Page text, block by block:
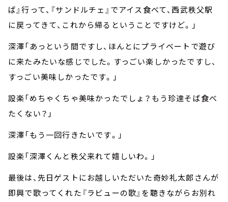
ば』行って、『サンドルチェ』でアイス食べて、西武秩父駅
に戻ってきて、これから帰るということですけど。」
深澤「あっという間ですし、ほんとにプライベートで遊び
に来たみたいな感じでした。すっごい楽しかったですし、
すっごい美味しかったです。」
設楽「めちゃくちゃ美味かったでしょ？もう珍達そば食べ
たくない？」
深澤「もう一回行きたいです。」
設楽「深澤くんと秩父来れて嬉しいわ。」
最後は、先日ゲストにお越しいただいた奇妙礼太郎さんが
即興で歌ってくれた『ラビューの歌』を聴きながらお別れ